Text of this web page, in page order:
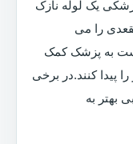
یک لوله نازک
را می
به پزشک کمک
پیدا کنند.در برخی
بهتر به